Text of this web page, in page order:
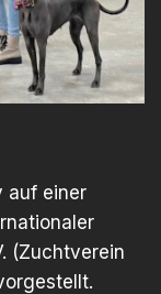
auf einer
(Zuchtverein